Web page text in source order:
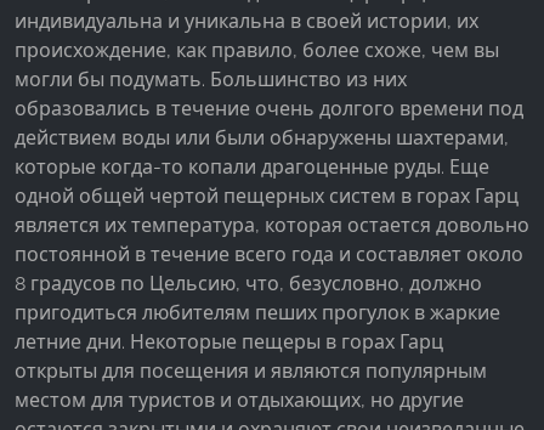
индивидуальна и уникальна в своей истории, их
происхождение, как правило, более схоже, чем вы
могли бы подумать. Большинство из них
образовались в течение очень долгого времени под
действием воды или были обнаружены шахтерами,
которые когда-то копали драгоценные руды. Еще
одной общей чертой пещерных систем в горах Гарц
является их температура, которая остается довольно
постоянной в течение всего года и составляет около
8 градусов по Цельсию, что, безусловно, должно
пригодиться любителям пеших прогулок в жаркие
летние дни. Некоторые пещеры в горах Гарц
открыты для посещения и являются популярным
местом для туристов и отдыхающих, но другие
Facebook Pixel
Name:
_fbp, fr, _fbq, fbq
Provider:
Facebook Ireland Ltd.
Измерение рекламы и маркетинг
Cookie duration:
3 месяца - 1 год
СТАТИСТИКА